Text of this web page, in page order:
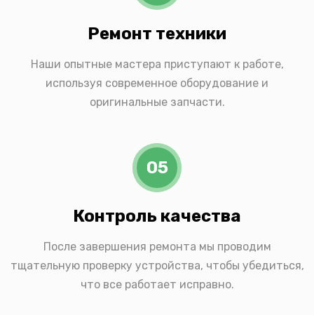
Ремонт техники
Наши опытные мастера приступают к работе,
используя современное оборудование и
оригинальные запчасти.
05
Контроль качества
После завершения ремонта мы проводим
тщательную проверку устройства, чтобы убедиться,
что все работает исправно.